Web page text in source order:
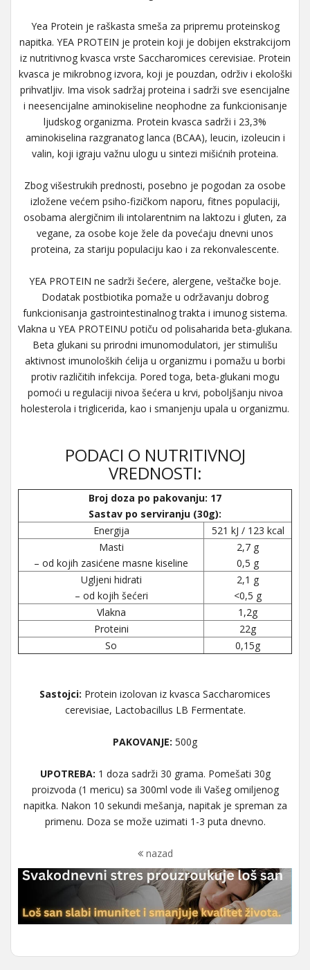
Yea Protein je raškasta smeša za pripremu proteinskog
napitka. YEA PROTEIN je protein koji je dobijen ekstrakcijom
iz nutritivnog kvasca vrste Saccharomices cerevisiae. Protein
kvasca je mikrobnog izvora, koji je pouzdan, održiv i ekološki
prihvatljiv. Ima visok sadržaj proteina i sadrži sve esencijalne
i neesencijalne aminokiseline neophodne za funkcionisanje
ljudskog organizma. Protein kvasca sadrži i 23,3%
aminokiselina razgranatog lanca (BCAA), leucin, izoleucin i
valin, koji igraju važnu ulogu u sintezi mišićnih proteina.
Zbog višestrukih prednosti, posebno je pogodan za osobe
izložene većem psiho-fizičkom naporu, fitnes populaciji,
osobama alergičnim ili intolarentnim na laktozu i gluten, za
vegane, za osobe koje žele da povećaju dnevni unos
proteina, za stariju populaciju kao i za rekonvalescente.
YEA PROTEIN ne sadrži šećere, alergene, veštačke boje.
Dodatak postbiotika pomaže u održavanju dobrog
funkcionisanja gastrointestinalnog trakta i imunog sistema.
Vlakna u YEA PROTEINU potiču od polisaharida beta-glukana.
Beta glukani su prirodni imunomodulatori, jer stimulišu
aktivnost imunoloških ćelija u organizmu i pomažu u borbi
protiv različitih infekcija. Pored toga, beta-glukani mogu
pomoći u regulaciji nivoa šećera u krvi, poboljšanju nivoa
holesterola i triglicerida, kao i smanjenju upala u organizmu.
PODACI O NUTRITIVNOJ
VREDNOSTI:
Broj doza po pakovanju: 17
Sastav po serviranju (30g):
Energija
521 kJ / 123 kcal
Masti
– od kojih zasićene masne kiseline
2,7 g
0,5 g
Ugljeni hidrati
– od kojih šećeri
2,1 g
<0,5 g
Vlakna
1,2g
Proteini
22g
So
0,15g
Sastojci: Protein izolovan iz kvasca Saccharomices
cerevisiae, Lactobacillus LB Fermentate.
PAKOVANJE: 500g
UPOTREBA: 1 doza sadrži 30 grama. Pomešati 30g
proizvoda (1 mericu) sa 300ml vode ili Vašeg omiljenog
napitka. Nakon 10 sekundi mešanja, napitak je spreman za
primenu. Doza se može uzimati 1-3 puta dnevno.
nazad